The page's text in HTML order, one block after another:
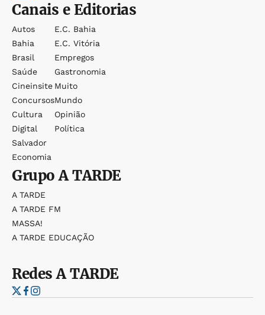
Canais e Editorias
Autos
Bahia
Brasil
Saúde
Cineinsite
Concursos
Cultura
Digital
Salvador
Economia
E.c. Bahia
E.c. Vitória
Empregos
Gastronomia
Muito
Mundo
Opinião
Política
GrupoA TARDE
A TARDE
A TARDE FM
MASSA!
A TARDE EDUCAÇÃO
RedesA TARDE